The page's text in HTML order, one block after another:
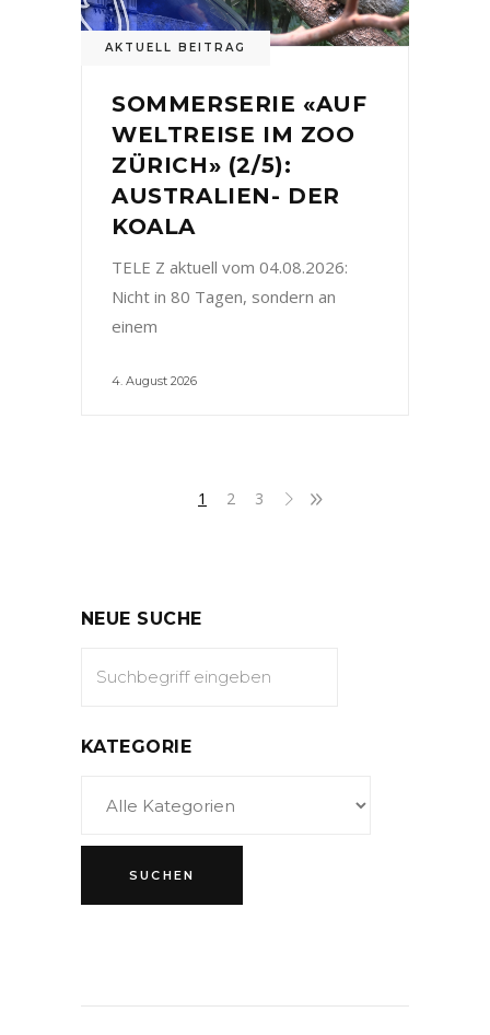
AKTUELL BEITRAG
SOMMERSERIE «AUF
WELTREISE IM ZOO
ZÜRICH» (2/5):
AUSTRALIEN- DER
KOALA
TELE Z aktuell vom 04.08.2026:
Nicht in 80 Tagen, sondern an
einem
4. August 2026
1 2 3
NEUE SUCHE
KATEGORIE